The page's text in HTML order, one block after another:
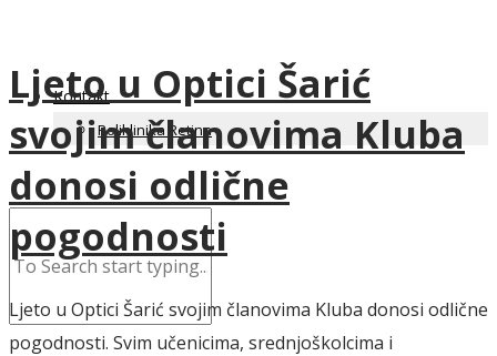
Kontakt
Poliklinika Retina
Ljeto u Optici Šarić
svojim članovima Kluba
donosi odlične
pogodnosti
Ljeto u Optici Šarić svojim članovima Kluba donosi odlične
pogodnosti. Svim učenicima, srednjoškolcima i